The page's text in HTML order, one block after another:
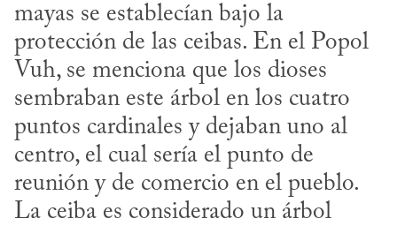
mayas se establecían bajo la
protección de las ceibas. En el Popol
Vuh, se menciona que los dioses
sembraban este árbol en los cuatro
puntos cardinales y dejaban uno al
centro, el cual sería el punto de
reunión y de comercio en el pueblo.
La ceiba es considerado un árbol